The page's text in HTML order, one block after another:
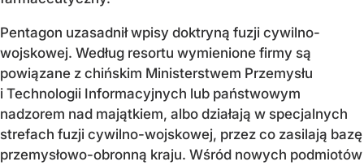
Pentagon uzasadnił wpisy doktryną fuzji cywilno-
wojskowej. Według resortu wymienione firmy są
powiązane z chińskim Ministerstwem Przemysłu
i Technologii Informacyjnych lub państwowym
nadzorem nad majątkiem, albo działają w specjalnych
strefach fuzji cywilno-wojskowej, przez co zasilają bazę
przemysłowo-obronną kraju. Wśród nowych podmiotów